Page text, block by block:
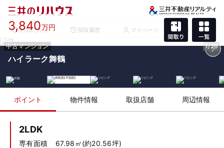
お気に入り 閲覧履歴 マイページ メニュー
中古マンション 1/26
3,840万円
ハイラーク舞鶴
ポイント 物件情報 取扱店舗 周辺情報
2LDK
専有面積 67.98㎡(約20.56坪)